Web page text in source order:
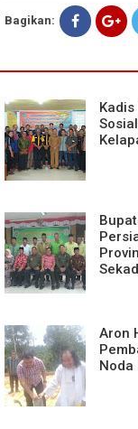
Bagikan:
Kadis
Aron
Noda